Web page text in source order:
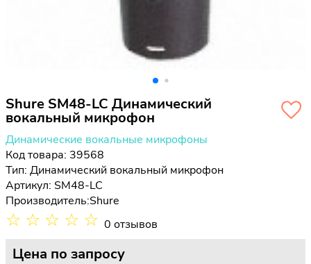
Shure SM48-LC Динамический
вокальный микрофон
Динамические вокальные микрофоны
Код товара: 39568
Тип: Динамический вокальный микрофон
Артикул: SM48-LC
Производитель:Shure
☆ ☆ ☆ ☆ ☆ 0 отзывов
Цена по запросу